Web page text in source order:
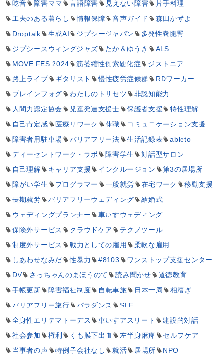
吃音
障害ママ 言語障害 見えない障害
片手料理
工夫のある暮らし
情報保障 音声ガイド
森田かずよ
Droptalk
生成AI ジプシージャパン
多発性嚢胞腎
ジプシースウィングジャズ
たか＆ゆうき
ALS
MOVE FES.2024
筋萎縮性側索硬化症
ジストニア
路上ライブ
ギタリスト 慢性疲労症候群
RDワーカー
ブレインフォグ
わたしのトリセツ
非認知能力
人間力認定協会
児童発達支援士 保護者支援
特性理解
自己肯定感
医療リワーク 休職
コミュニケーション支援
障害者用駐車場
バリアフリー法 生活記録表
ableto
ディーセントワーク・ラボ
障害学生
対話型サロン
自己理解
キャリア支援 インクルージョン
第3の居場所
障がい学生
プログラマー 一般就労 在宅ワーク
移動支援
長期就労
バリアフリーウェディング
結婚式
ウェディングプランナー
車いすウェディング
保険外サービス
クラウドケア
テクノツール
制度外サービス
戦力としての雇用
柔軟な雇用
しあわせなみだ
性暴力 #8103
ワンストップ支援センター
DV
さっちゃんのまほうのて 読み聞かせ
道徳教育
手帳更新
障害福祉制度 自転車旅 日本一周
相漕ぎ
バリアフリー旅行
パラダンス
SLE
全身性エリテマトーデス
車いすアスリート
建設的対話
社会参加
権利 くも膜下出血 左半身麻痺
セルフケア
当事者の声
特例子会社なし 就活 居場所
NPO